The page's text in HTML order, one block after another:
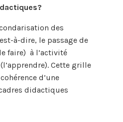
des
à-dire, le passage de
faire) à l’activité
Cette grille
d’une
didactiques